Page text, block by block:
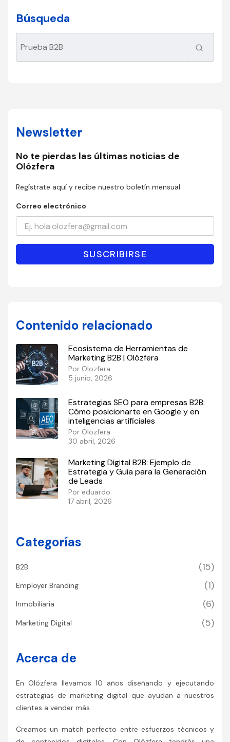
Búsqueda
Newsletter
No te pierdas las últimas noticias de
Olózfera
Regístrate aquí y recibe nuestro boletín mensual
Correo electrónico
Contenido relacionado
Ecosistema de Herramientas de
Marketing B2B | Olózfera
Por Olozfera
5 junio, 2026
Estrategias SEO para empresas B2B:
Cómo posicionarte en Google y en
inteligencias artificiales
Por Olozfera
30 abril, 2026
Marketing Digital B2B: Ejemplo de
Estrategia y Guía para la Generación
de Leads
Por eduardo
17 abril, 2026
Categorías
B2B (15)
Employer Branding (1)
Inmobiliaria (6)
Marketing Digital (5)
Acerca de
En Olózfera llevamos 10 años diseñando y ejecutando
estrategias de marketing digital que ayudan a nuestros
clientes a vender más.
Creamos un match perfecto entre esfuerzos técnicos y